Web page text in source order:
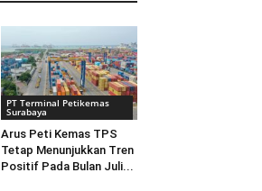
PT Terminal Petikemas
Surabaya
Arus Peti Kemas TPS
Tetap Menunjukkan Tren
Positif Pada Bulan Juli...